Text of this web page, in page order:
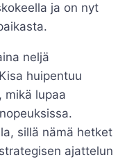
ja on nyt
neljä
huipentuu
mikä lupaa
sillä nämä hetket
ajattelun